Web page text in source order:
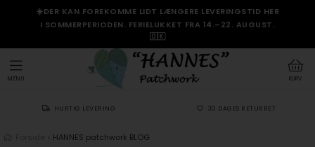
☀️DER KAN FOREKOMME LIDT LÆNGERE LEVERINGSTID HER
I SOMMERPERIODEN. FERIELUKKET FRA 14.–22. AUGUST.
🇩🇰
KURV
MENU
HURTIG LEVERING 30 DAGES RETURRET
HANNES patchwork BLOG